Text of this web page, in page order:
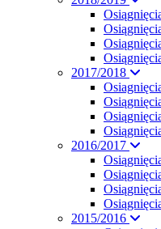
2017/2018
2016/2017
2015/2016